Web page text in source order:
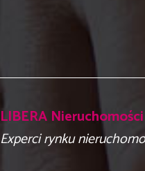
LIBERA Nieruchomości
Experci rynku